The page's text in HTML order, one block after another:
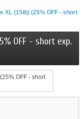
XL (15lb) (25% OFF - short
OFF - short exp.